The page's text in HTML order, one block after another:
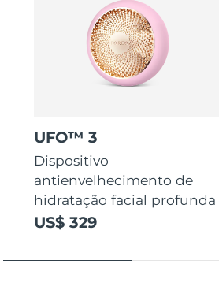
UFO™ 3
Dispositivo
antienvelhecimento de
hidratação facial profunda
US$ 329